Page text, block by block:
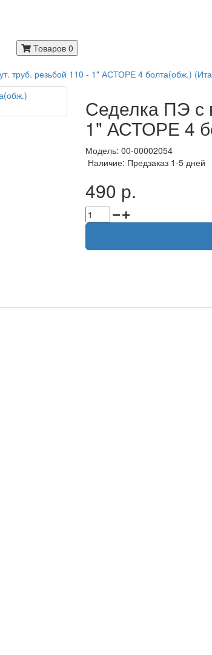
Товаров 0
труб. резьбой 110 - 1" АСТОРЕ 4 болта(обж.)
Седелка ПЭ с
1" АСТОРЕ 4
Модель: 00-00002054
Наличие: Предзаказ 1-5 дней
490 р.